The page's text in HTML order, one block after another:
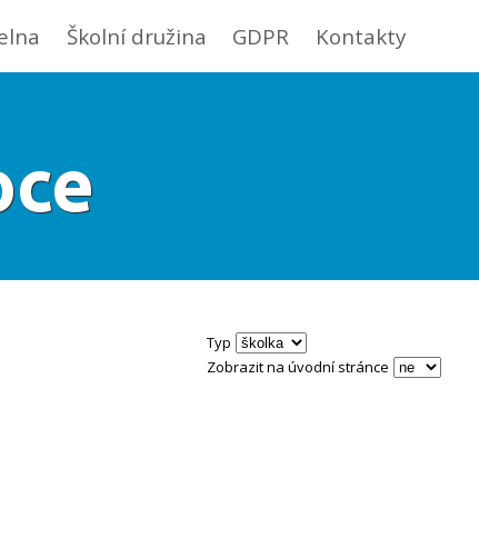
Školní družina GDPR Kontakty
Typ
Zobrazit na úvodní stránce